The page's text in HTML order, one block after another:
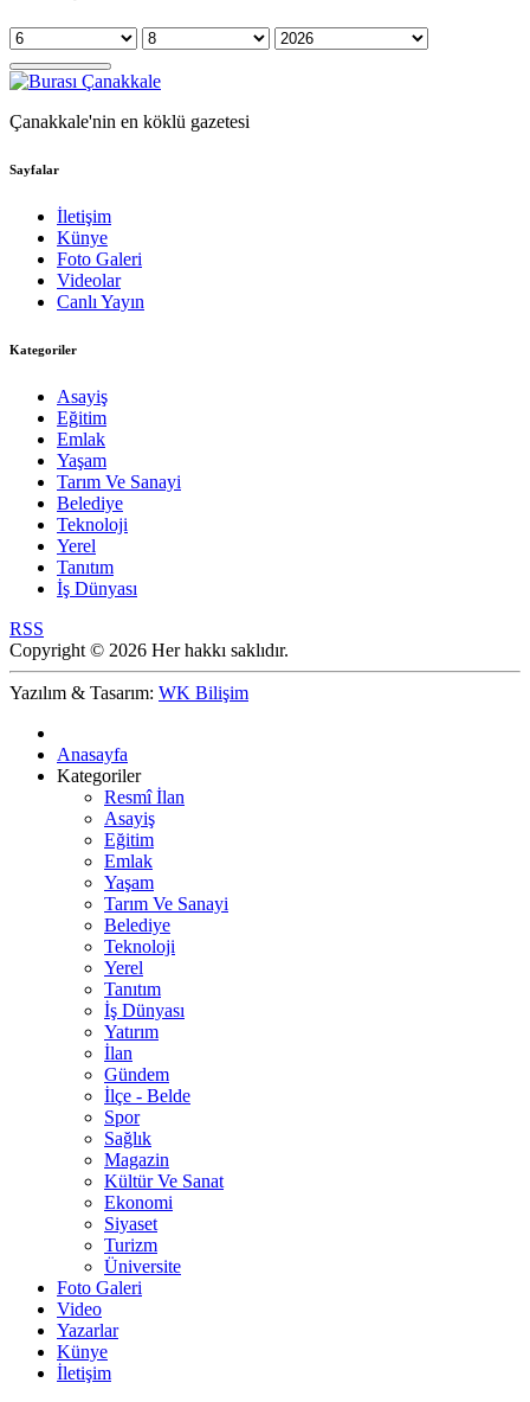
Çanakkale'nin en köklü gazetesi
Sayfalar
İletişim
Künye
Foto Galeri
Videolar
Canlı Yayın
Kategoriler
Asayiş
Eğitim
Emlak
Yaşam
Tarım Ve Sanayi
Belediye
Teknoloji
Yerel
Tanıtım
İş Dünyası
RSS
Copyright © 2026 Her hakkı saklıdır.
Yazılım & Tasarım: WK Bilişim
Anasayfa
Kategoriler
Resmî İlan
Asayiş
Eğitim
Emlak
Yaşam
Tarım Ve Sanayi
Belediye
Teknoloji
Yerel
Tanıtım
İş Dünyası
Yatırım
İlan
Gündem
İlçe - Belde
Spor
Sağlık
Magazin
Kültür Ve Sanat
Ekonomi
Siyaset
Turizm
Üniversite
Foto Galeri
Video
Yazarlar
Künye
İletişim